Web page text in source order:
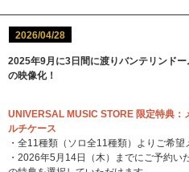
2026/04/28
2025年9月に3日間に渡りバンテリンド
の映像化！
UNIVERSAL MUSIC STORE 限定特典
ルチケース
・全11種類（ソロ全11種類）よりご希望
・2026年5月14日（木）までにご予約い